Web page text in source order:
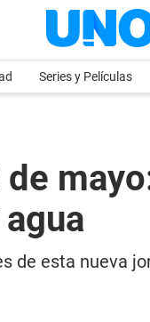
Series y Películas
de esta nueva